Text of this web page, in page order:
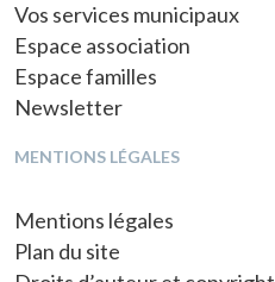
Vos services municipaux
Espace association
Espace familles
Newsletter
MENTIONS LÉGALES
Mentions légales
Plan du site